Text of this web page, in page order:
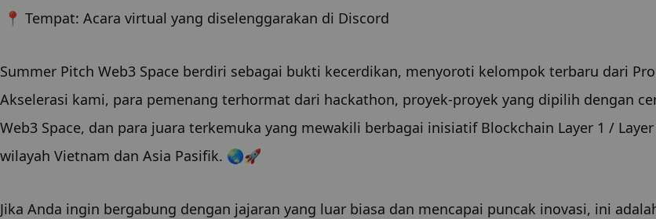
📍 Tempat: Acara virtual yang diselenggarakan di Discord
Summer Pitch Web3 Space berdiri sebagai bukti kecerdikan, menyoroti kelompok terbaru dari
Akselerasi kami, para pemenang terhormat dari hackathon, proyek-proyek yang dipilih dengan
Web3 Space, dan para juara terkemuka yang mewakili berbagai inisiatif Blockchain Layer 1 /
wilayah Vietnam dan Asia Pasifik. 🌏🚀
Jika Anda ingin bergabung dengan jajaran yang luar biasa dan mencapai puncak inovasi, ini